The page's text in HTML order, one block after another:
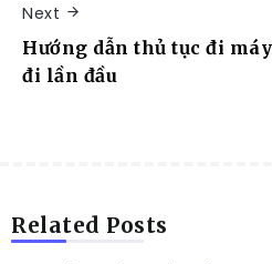
Next
Hướng dẫn thủ tục đi
đi lần đầu
Related Posts